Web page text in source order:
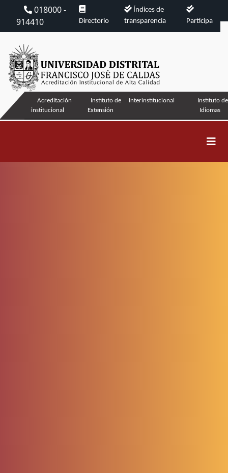
018000 -
914410
Directorio
Índices de
transparencia
Participa
Acreditación
institucional
Instituto de
Extensión
Interinstitucional
Instituto de
Idiomas